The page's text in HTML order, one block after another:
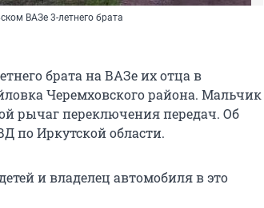
ВАЗе 3-летнего брата
брата на ВАЗе их отца в
Черемховского района. Мальчик
рычаг переключения передач. Об
по Иркутской области.
и владелец автомобиля в это